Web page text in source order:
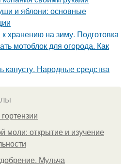
и яблони: основные
хранению на зиму. Подготовка
мотоблок для огорода. Как
капусту. Народные средства
моли: открытие и изучение
Мульча